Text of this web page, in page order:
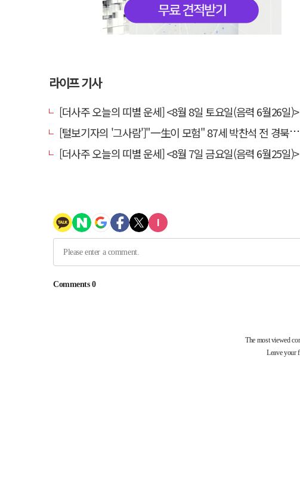
라이프 기사
[더사주 오늘의 띠별 운세] <8월 8일 토요일(음력 6월26일)>
[털보기자의 '그사람']"一生이 모험" 87세 박찬석 전 경북대 총장
[더사주 오늘의 띠별 운세] <8월 7일 금요일(음력 6월25일)>